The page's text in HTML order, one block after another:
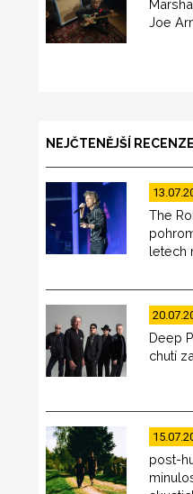
Joe
NEJČTENĚJŠÍ RECENZE
The
letech
Deep
chutí
post-